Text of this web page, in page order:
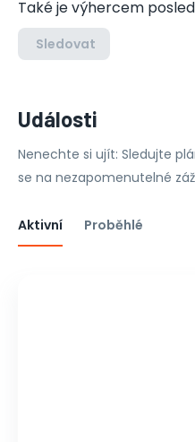
Také je výhercem
Sledovat
Události
Nenechte si ujít: Sledujte
se na nezapomenutelné
Aktivní Proběhlé